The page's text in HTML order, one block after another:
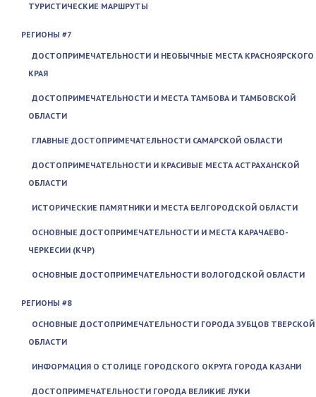
ТУРИСТИЧЕСКИЕ МАРШРУТЫ
РЕГИОНЫ #7
ДОСТОПРИМЕЧАТЕЛЬНОСТИ И НЕОБЫЧНЫЕ МЕСТА КРАСНОЯРСКОГО
КРАЯ
ДОСТОПРИМЕЧАТЕЛЬНОСТИ И МЕСТА ТАМБОВА И ТАМБОВСКОЙ
ОБЛАСТИ
ГЛАВНЫЕ ДОСТОПРИМЕЧАТЕЛЬНОСТИ САМАРСКОЙ ОБЛАСТИ
ДОСТОПРИМЕЧАТЕЛЬНОСТИ И КРАСИВЫЕ МЕСТА АСТРАХАНСКОЙ
ОБЛАСТИ
ИСТОРИЧЕСКИЕ ПАМЯТНИКИ И МЕСТА БЕЛГОРОДСКОЙ ОБЛАСТИ
ОСНОВНЫЕ ДОСТОПРИМЕЧАТЕЛЬНОСТИ И МЕСТА КАРАЧАЕВО-
ЧЕРКЕСИИ (КЧР)
ОСНОВНЫЕ ДОСТОПРИМЕЧАТЕЛЬНОСТИ ВОЛОГОДСКОЙ ОБЛАСТИ
РЕГИОНЫ #8
ОСНОВНЫЕ ДОСТОПРИМЕЧАТЕЛЬНОСТИ ГОРОДА ЗУБЦОВ ТВЕРСКОЙ
ОБЛАСТИ
ИНФОРМАЦИЯ О СТОЛИЦЕ ГОРОДСКОГО ОКРУГА ГОРОДА КАЗАНИ
ДОСТОПРИМЕЧАТЕЛЬНОСТИ ГОРОДА ВЕЛИКИЕ ЛУКИ